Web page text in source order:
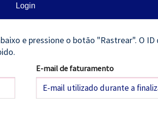
Login
e pressione o botão "Rastrear". O
E-mail de faturamento